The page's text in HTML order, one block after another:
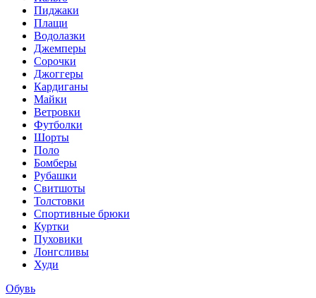
Пиджаки
Плащи
Водолазки
Джемперы
Сорочки
Джоггеры
Кардиганы
Майки
Ветровки
Футболки
Шорты
Поло
Бомберы
Рубашки
Свитшоты
Толстовки
Спортивные брюки
Куртки
Пуховики
Лонгсливы
Худи
Обувь